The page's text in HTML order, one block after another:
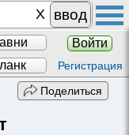
ввод
Войти
Регистрация
Поделиться